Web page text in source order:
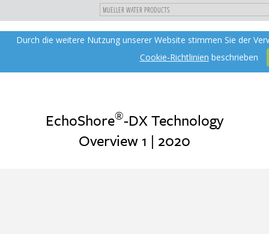
DIREKT
ZUM
Toggle
Durch die weitere Nutzung unserer Website stimmen Sie der
Cookie-Richtlinien beschrieben
EchoShore®-DX Technology
Overview 1 | 2020